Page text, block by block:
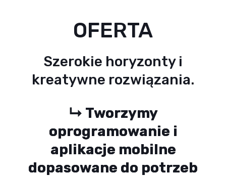
OFERTA
Szerokie horyzonty i
kreatywne rozwiązania.
↳ Tworzymy
oprogramowanie i
aplikacje mobilne
dopasowane do potrzeb